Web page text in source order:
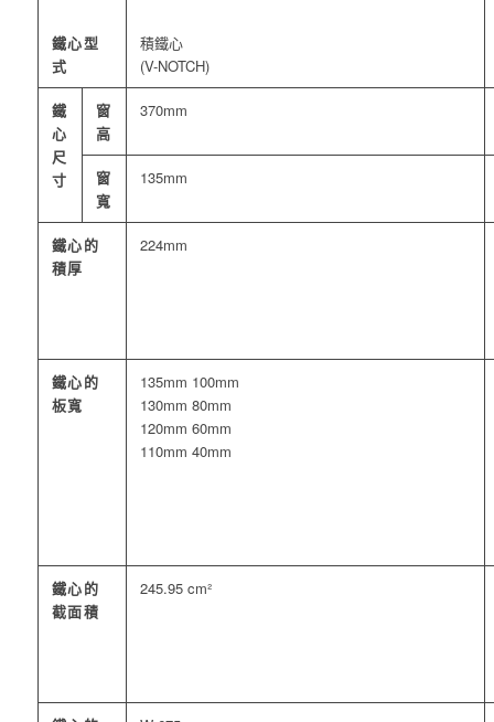
鐵心型
式
積鐵心
(V-NOTCH)
鐵
心
尺
寸
窗
高
370mm
窗
寬
135mm
鐵心的
積厚
224mm
鐵心的
板寬
135mm 100mm
130mm 80mm
120mm 60mm
110mm 40mm
鐵心的
截面積
245.95 cm²